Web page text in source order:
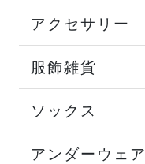
アクセサリー
服飾雑貨
ソックス
アンダーウェア